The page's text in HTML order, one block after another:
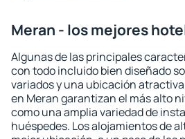
Meran - los mejores
Algunas de las principales
con todo incluido bien diseñado
variados y una ubicación
en Meran garantizan el más alto
como una amplia variedad de
huéspedes. Los alojamientos de